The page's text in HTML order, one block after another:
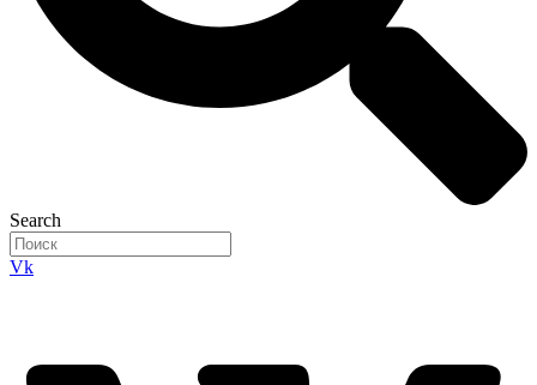
Search
Vk